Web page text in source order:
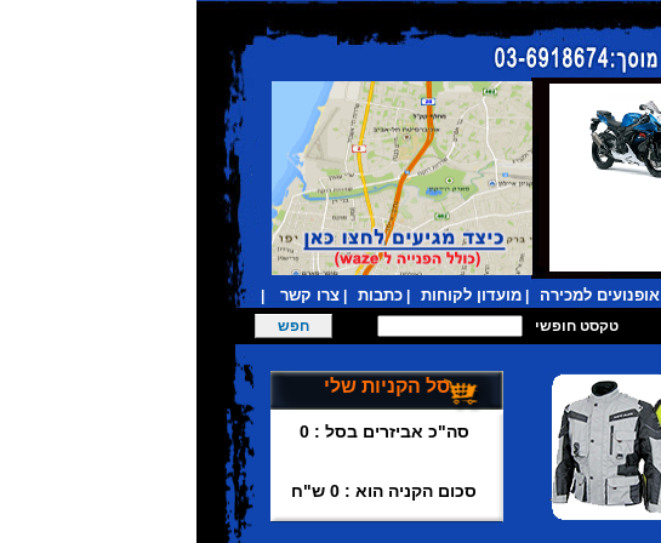
אופנועים למכירה מועדון לקוחות כתבות צרו קשר
סל הקניות שלי
סה"כ אביזרים בסל : 0
סכום הקניה הוא : 0 ש"ח